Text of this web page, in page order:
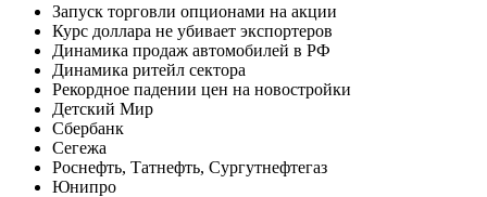
Запуск торговли опционами на акции
Курс доллара не убивает экспортеров
Динамика продаж автомобилей в РФ
Динамика ритейл сектора
Рекордное падении цен на новостройки
Детский Мир
Сбербанк
Сегежа
Роснефть, Татнефть, Сургутнефтегаз
Юнипро